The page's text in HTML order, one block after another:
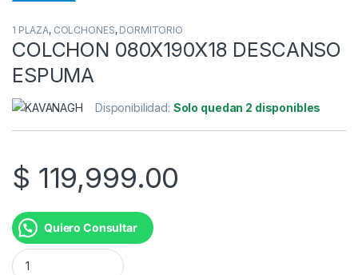
1 PLAZA, COLCHONES, DORMITORIO
COLCHON 080X190X18 DESCANSO
ESPUMA
Disponibilidad: Solo quedan 2 disponibles
$ 119,999.00
Quiero Consultar
COLCHON 080X190X18 DESCANSO ESPUMA cantidad